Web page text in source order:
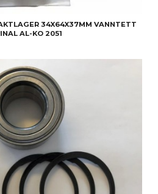
34X64X37MM VANNTETT
AL-KO 2051